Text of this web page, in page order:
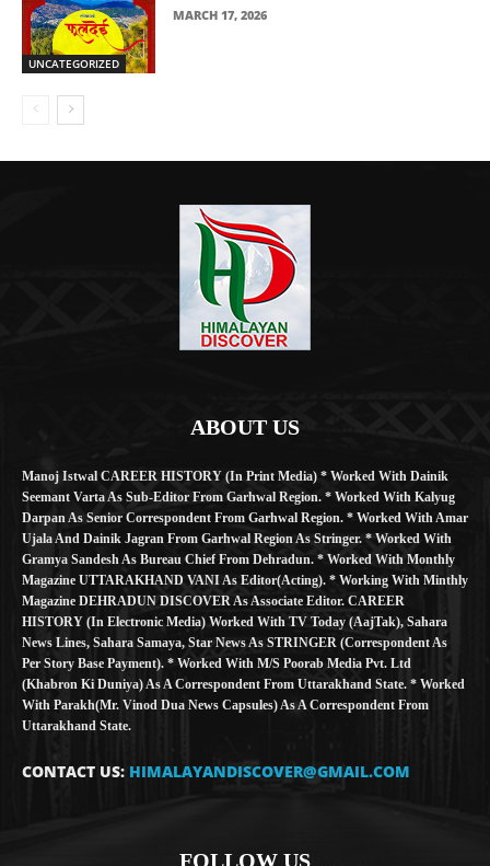
UNCATEGORIZED
MARCH 17, 2026
ABOUT US
Manoj Istwal CAREER HISTORY (in Print Media) * Worked With Dainik
Seemant Varta As Sub-Editor From Garhwal Region. * Worked With Kalyug
Darpan As Senior Correspondent From Garhwal Region. * Worked With Amar
Ujala And Dainik Jagran From Garhwal Region As Stringer. * Worked With
Gramya Sandesh As Bureau Chief From Dehradun. * Worked With Monthly
Magazine UTTARAKHAND VANI As Editor(Acting). * Working With Minthly
Magazine DEHRADUN DISCOVER As Associate Editor. CAREER
HISTORY (in Electronic Media) Worked With TV Today (AajTak), Sahara
News Lines, Sahara Samaya, Star News As STRINGER (Correspondent As
Per Story Base Payment). * Worked With M/S Poorab Media Pvt. Ltd
(Khabron Ki Duniya) As A Correspondent From Uttarakhand State. * Worked
With Parakh(Mr. Vinod Dua News Capsules) As A Correspondent From
Uttarakhand State.
CONTACT US: HIMALAYANDISCOVER@GMAIL.COM
FOLLOW US